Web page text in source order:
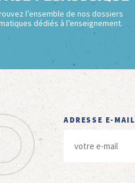
l’ensemble de nos dossiers
dédiés à l’enseignement.
ADRESSE E-MAIL